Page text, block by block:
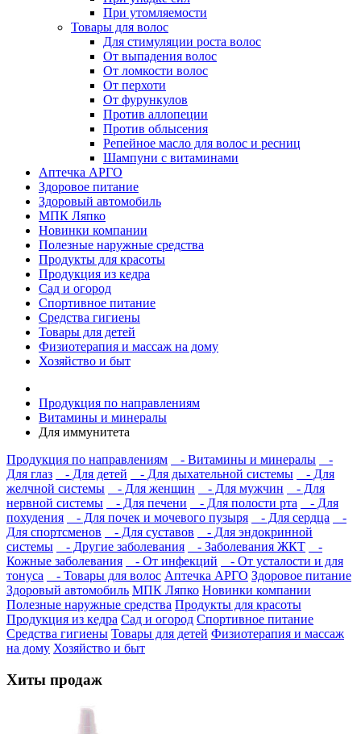
При утомляемости
Товары для волос
Для стимуляции роста волос
От выпадения волос
От ломкости волос
От перхоти
От фурункулов
Против аллопеции
Против облысения
Репейное масло для волос и ресниц
Шампуни с витаминами
Аптечка АРГО
Здоровое питание
Здоровый автомобиль
МПК Ляпко
Новинки компании
Полезные наружные средства
Продукты для красоты
Продукция из кедра
Сад и огород
Спортивное питание
Средства гигиены
Товары для детей
Физиотерапия и массаж на дому
Хозяйство и быт
Продукция по направлениям
Витамины и минералы
Для иммунитета
Продукция по направлениям
- Витамины и минералы
-
Для глаз
- Для детей - Для дыхательной системы
- Для
желчной системы
- Для женщин - Для мужчин
- Для
нервной системы
- Для печени - Для полости рта
- Для
похудения
- Для почек и мочевого пузыря - Для сердца
-
Для спортсменов
- Для суставов
- Для эндокринной
системы
- Другие заболевания - Заболевания ЖКТ
-
Кожные заболевания
- От инфекций
- От усталости и для
тонуса
- Товары для волос Аптечка АРГО Здоровое питание
Здоровый автомобиль МПК Ляпко Новинки компании
Полезные наружные средства Продукты для красоты
Продукция из кедра Сад и огород Спортивное питание
Средства гигиены Товары для детей Физиотерапия и массаж
на дому Хозяйство и быт
Хиты продаж